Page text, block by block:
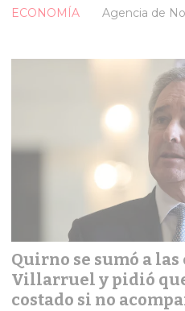
Agencia de
ECONOMÍA
Quirno se sumó a
Villarruel y pidió
costado si no